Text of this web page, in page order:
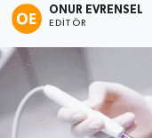
ONUR EVRENSEL
EDITÖR